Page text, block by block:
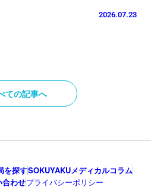
2026.07.23
ての記事へ
を探すSOKUYAKUメディカルコラム
合わせプライバシーポリシー